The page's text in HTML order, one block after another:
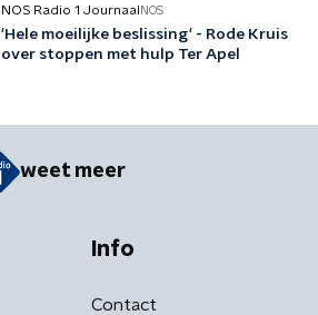
NOS Radio 1 Journaal NOS
'Hele moeilijke beslissing' - Rode Kruis
over stoppen met hulp Ter Apel
weet meer
Info
Contact